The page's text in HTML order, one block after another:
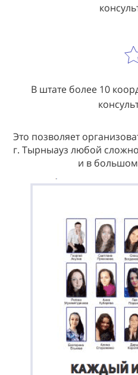
В штате более 10
Это позволяет
г. Тырныауз любой
и в